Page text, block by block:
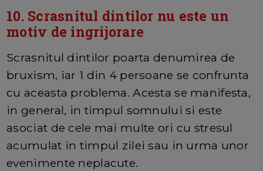
10. Scrasnitul dintilor nu este un
motiv de ingrijorare
Scrasnitul dintilor poarta denumirea de
bruxism, iar 1 din 4 persoane se confrunta
cu aceasta problema. Acesta se manifesta,
in general, in timpul somnului si este
asociat de cele mai multe ori cu stresul
acumulat in timpul zilei sau in urma unor
evenimente neplacute.